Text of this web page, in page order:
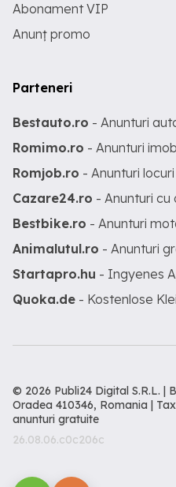
Abonament VIP
Anunț promo
Parteneri
Bestauto.ro - Anunturi
Romimo.ro - Anunturi
Romjob.ro - Anunturi
Cazare24.ro - Anunturi
Bestbike.ro - Anunturi
Animalutul.ro - Anunturi
Startapro.hu - Ingyenes
Quoka.de - Kostenlose
© 2026 Publi24 Digital S.R.L. |
Oradea 410346, Romania |
anunturi gratuite
26.08.06.c0c206c